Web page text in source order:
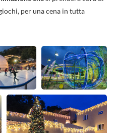
per una cena in tutta